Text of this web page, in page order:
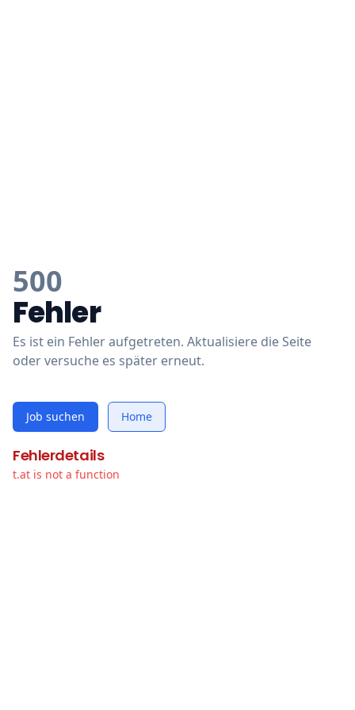
500
Fehler
Es ist ein Fehler aufgetreten. Aktualisiere die Seite
oder versuche es später erneut.
Job suchen Home
Fehlerdetails
t.at is not a function